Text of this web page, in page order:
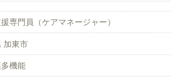
専門員（ケアマネージャー）
加東市
機能